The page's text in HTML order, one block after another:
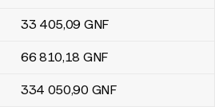
33 405,09 GNF
66 810,18 GNF
334 050,90 GNF